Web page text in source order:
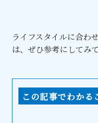
ライフスタイルに合わ
は、ぜひ参考にしてみ
この記事でわかる